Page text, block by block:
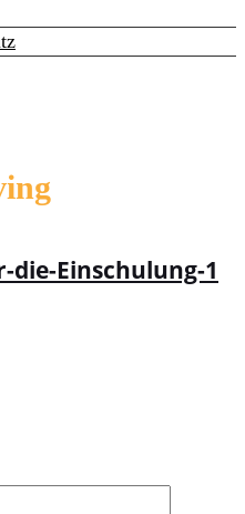
Einschulung-1